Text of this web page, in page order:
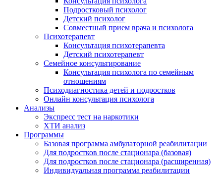
Подростковый психолог
Детский психолог
Совместный прием врача и психолога
Психотерапевт
Консультация психотерапевта
Детский психотерапевт
Семейное консультирование
Консультация психолога по семейным
отношениям
Психодиагностика детей и подростков
Онлайн консультация психолога
Анализы
Экспресс тест на наркотики
ХТИ анализ
Программы
Базовая программа амбулаторной реабилитации
Для подростков после стационара (базовая)
Для подростков после стационара (расширенная)
Индивидуальная программа реабилитации